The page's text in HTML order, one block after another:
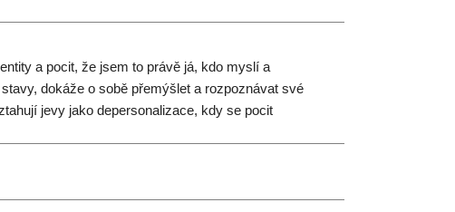
a pocit, že jsem to právě já, kdo myslí a
dokáže o sobě přemýšlet a rozpoznávat své
jevy jako depersonalizace, kdy se pocit